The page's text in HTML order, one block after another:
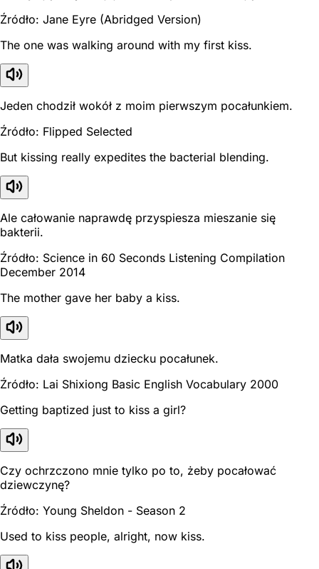
Źródło: Jane Eyre (Abridged Version)
The one was walking around with my first kiss.
Jeden chodził wokół z moim pierwszym pocałunkiem.
Źródło: Flipped Selected
But kissing really expedites the bacterial blending.
Ale całowanie naprawdę przyspiesza mieszanie się
bakterii.
Źródło: Science in 60 Seconds Listening Compilation
December 2014
The mother gave her baby a kiss.
Matka dała swojemu dziecku pocałunek.
Źródło: Lai Shixiong Basic English Vocabulary 2000
Getting baptized just to kiss a girl?
Czy ochrzczono mnie tylko po to, żeby pocałować
dziewczynę?
Źródło: Young Sheldon - Season 2
Used to kiss people, alright, now kiss.